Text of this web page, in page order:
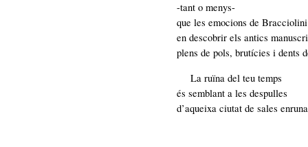
-tant o menys-
que les emocions de Bracciolini
en descobrir els antics
plens de pols, brutícies i dents
La ruïna del teu temps
és semblant a les despulles
d’aqueixa ciutat de sales